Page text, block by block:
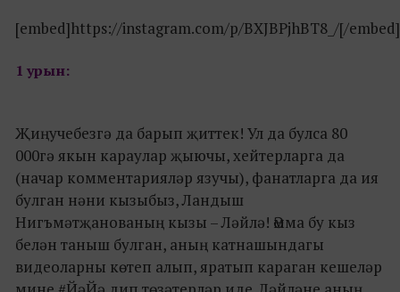
[embed]https://instagram.com/p/BXJBPjhBT8_/[/embed]
1 урын:
Җиңучебезгә да барып җиттек! Ул да булса 80
000гә якын караулар җыючы, хейтерларга да
(начар комментарияләр язучы), фанатларга да ия
булган нәни кызыбыз, Ландыш
Нигъмәтҗанованың кызы – Ләйлә! Әмма бу кыз
белән таныш булган, аның катнашындагы
видеоларны көтеп алып, яратып караган кешеләр